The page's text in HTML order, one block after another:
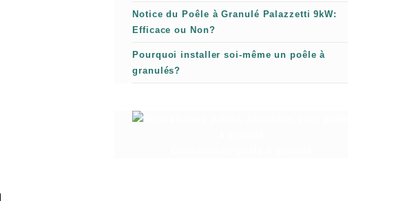
Notice du Poêle à Granulé Palazzetti 9kW:
Efficace ou Non?
Pourquoi installer soi-même un poêle à
granulés?